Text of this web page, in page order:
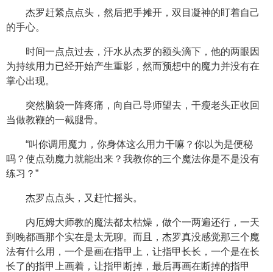
杰罗赶紧点点头，然后把手摊开，双目凝神的盯着自己
的手心。
时间一点点过去，汗水从杰罗的额头滴下，他的两眼因
为持续用力已经开始产生重影，然而预想中的魔力并没有在
掌心出现。
突然脑袋一阵疼痛，向自己导师望去，干瘦老头正收回
当做教鞭的一截腿骨。
“叫你调用魔力，你身体这么用力干嘛？你以为是便秘
吗？使点劲魔力就能出来？我教你的三个魔法你是不是没有
练习？”
杰罗点点头，又赶忙摇头。
内厄姆大师教的魔法都太枯燥，做个一两遍还行，一天
到晚都画那个实在是太无聊。而且，杰罗真没感觉那三个魔
法有什么用，一个是画在指甲上，让指甲长长，一个是在长
长了的指甲上画着，让指甲断掉，最后再画在断掉的指甲